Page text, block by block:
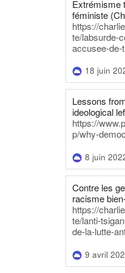
Extrémisme
féministe
https://
te/labsurde-
accusee-de-
18 juin
Lessons
ideological
https://
p/why-
8 juin
Contre les
racisme
https://
te/lanti-
de-la-lutte-
9 avril